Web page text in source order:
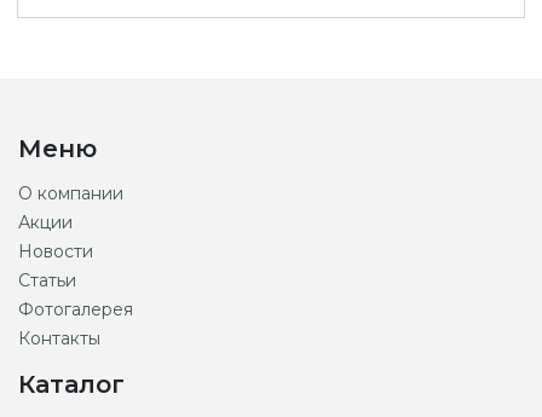
Меню
О компании
Акции
Новости
Статьи
Фотогалерея
Контакты
Каталог